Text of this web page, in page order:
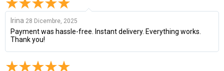
Irina 28 Dicembre, 2025
Payment was hassle-free. Instant delivery. Everything works.
Thank you!